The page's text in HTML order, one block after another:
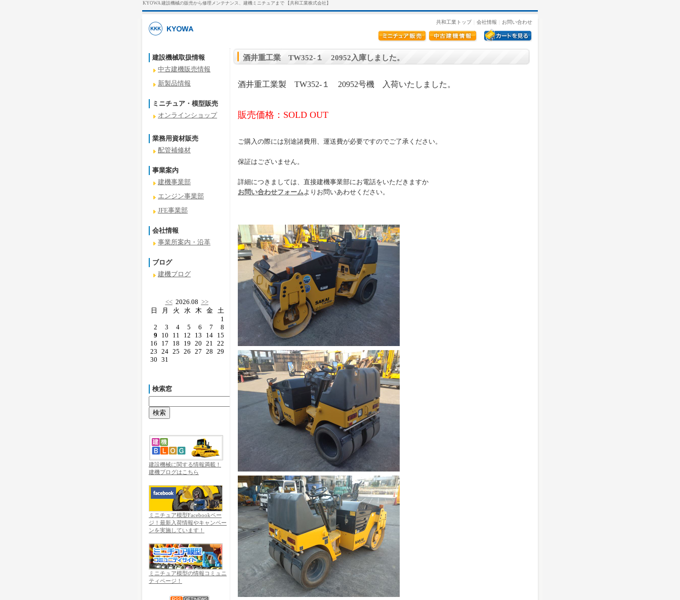
KYOWA 建設機械の販売から修理メンテナンス、建機ミニチュアまで 【共和工業株式会社】
共和工業トップ｜ 会社情報 お問い合わせ
建設機械取扱情報
中古建機販売情報
新製品情報
ミニチュア・模型販売
オンラインショップ
業務用資材販売
配管補修材
事業案内
建機事業部
エンジン事業部
JFE事業部
会社情報
事業所案内・沿革
ブログ
建機ブログ
<<2026.08 >>
日
2
9
16
23
30
月
3
10
17
24
31
火
4
11
18
25
水
5
12
19
26
木
6
13
20
27
金
7
14
21
28
土
1
8
15
22
29
検索窓
建設機械に関する情報満載！
建機ブログはこちら
ミニチュア模型Facebookペー
ジ！最新入荷情報やキャンペー
ンを実施しています！
ミニチュア模型の情報コミュニ
ティページ！
酒井重工業 TW352-１ 20952入庫しました。
酒井重工業製 TW352-１ 20952号機 入荷いたしました。
販売価格：SOLD OUT
ご購入の際には別途諸費用、運送費が必要ですのでご了承ください。
保証はございません。
詳細につきましては、直接建機事業部にお電話をいただきますか
お問い合わせフォームよりお問いあわせください。